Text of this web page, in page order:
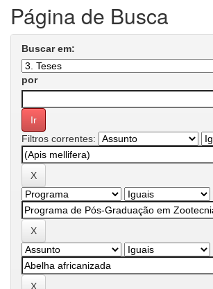
Página de Busca
Buscar em:
por
Filtros correntes: